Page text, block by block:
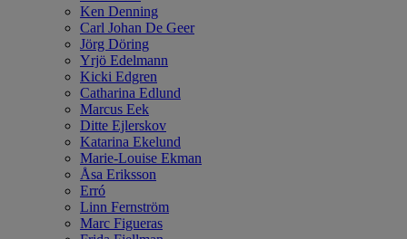
Ken Denning
Carl Johan De Geer
Jörg Döring
Yrjö Edelmann
Kicki Edgren
Catharina Edlund
Marcus Eek
Ditte Ejlerskov
Katarina Ekelund
Marie-Louise Ekman
Åsa Eriksson
Erró
Linn Fernström
Marc Figueras